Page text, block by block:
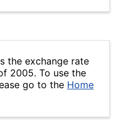
the exchange rate
2005. To use the
go to the Home